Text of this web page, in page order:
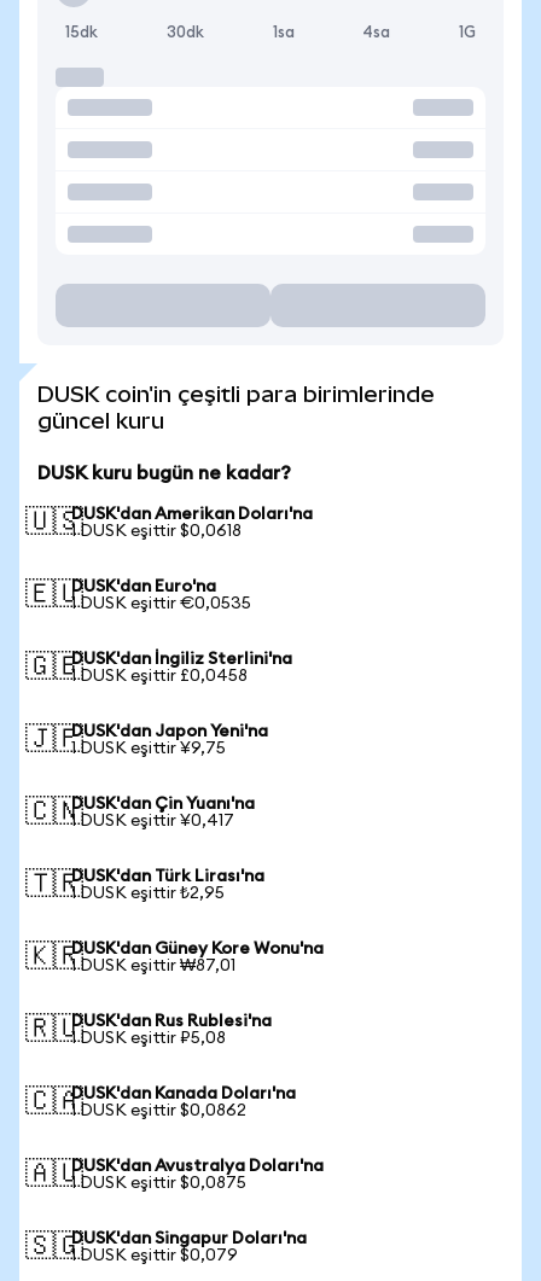
15dk 30dk 1sa 4sa 1G
DUSK coin'in çeşitli para birimlerinde
güncel kuru
DUSK kuru bugün ne kadar?
🇺🇸DUSK'dan Amerikan Doları'na
1 DUSK eşittir $0,0618
🇪🇺DUSK'dan Euro'na
1 DUSK eşittir €0,0535
🇬🇧DUSK'dan İngiliz Sterlini'na
1 DUSK eşittir £0,0458
🇯🇵DUSK'dan Japon Yeni'na
1 DUSK eşittir ¥9,75
🇨🇳DUSK'dan Çin Yuanı'na
1 DUSK eşittir ¥0,417
🇹🇷DUSK'dan Türk Lirası'na
1 DUSK eşittir ₺2,95
🇰🇷DUSK'dan Güney Kore Wonu'na
1 DUSK eşittir ₩87,01
🇷🇺DUSK'dan Rus Rublesi'na
1 DUSK eşittir ₽5,08
🇨🇦DUSK'dan Kanada Doları'na
1 DUSK eşittir $0,0862
🇦🇺DUSK'dan Avustralya Doları'na
1 DUSK eşittir $0,0875
🇸🇬DUSK'dan Singapur Doları'na
1 DUSK eşittir $0,079